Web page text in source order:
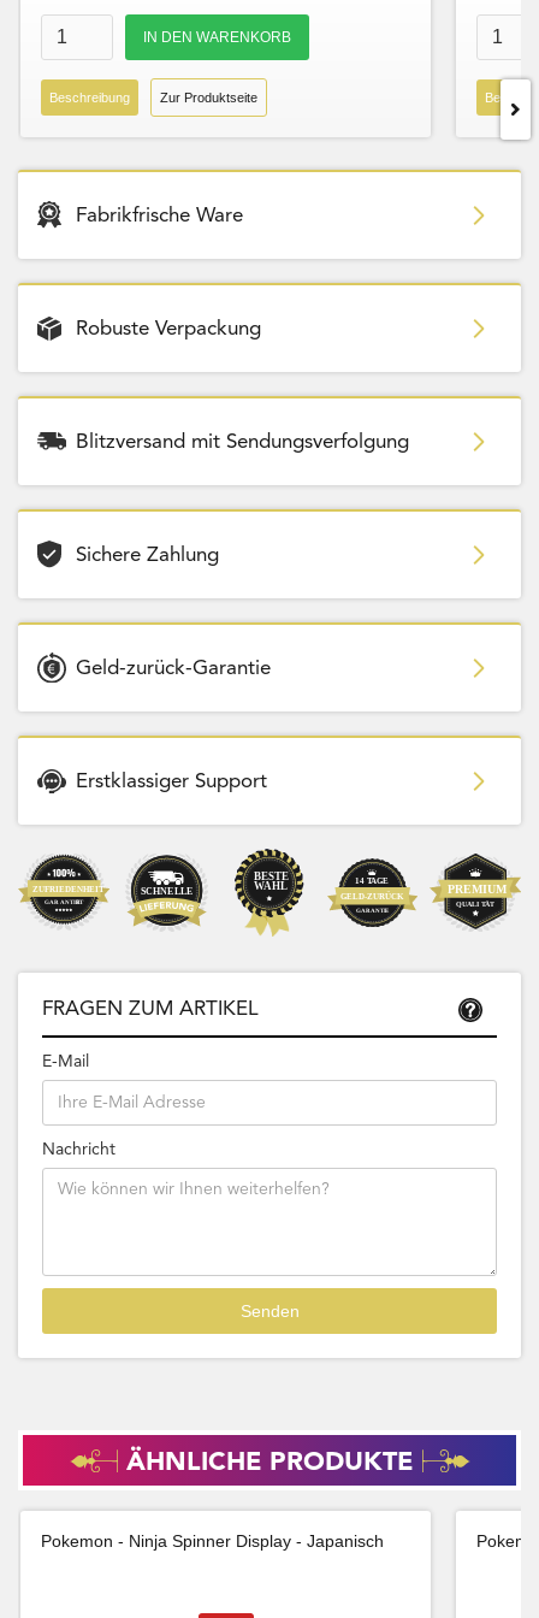
Beschreibung Zur Produktseite
Fabrikfrische Ware
Robuste Verpackung
Blitzversand mit Sendungsverfolgung
Sichere Zahlung
Geld-zurück-Garantie
Erstklassiger Support
FRAGEN ZUM ARTIKEL
E-Mail
Nachricht
ÄHNLICHE PRODUKTE
Pokemon - Ninja Spinner Display - Japanisch